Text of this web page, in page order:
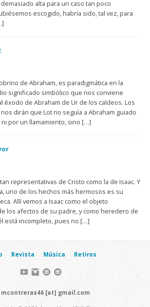
alta para un caso tan poco
escogido, habría sido, tal vez, para
de Abraham, es paradigmática en la
significado simbólico que nos conviene
éxodo de Abraham de Ur de los caldeos. Los
dirán que Lot no seguía a Abraham guiado
por un llamamiento, sino […]
representativas de Cristo como la de Isaac. Y
uno de los hechos más hermosos es su
Allí vemos a Isaac como el objeto
los afectos de su padre, y como heredero de
está incompleto, pues no […]
Revista Música Retiros
mcontreras46 [at] gmail.com